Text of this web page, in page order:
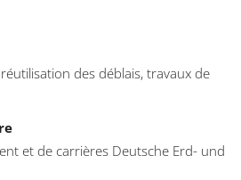
des déblais, travaux de
et de carrières Deutsche Erd- und